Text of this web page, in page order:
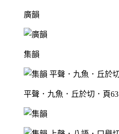
廣韻
集韻
平聲．九魚．丘於切．頁63